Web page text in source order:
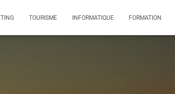
TOURISME INFORMATIQUE FORMATION